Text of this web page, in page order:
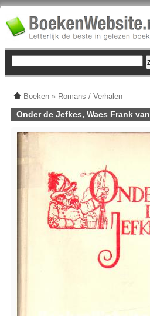
Boeken » Romans / Verhalen
Onder de Jefkes, Waes Frank van